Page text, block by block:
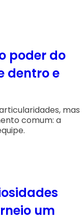
poder do
dentro e
mas
comum: a
um